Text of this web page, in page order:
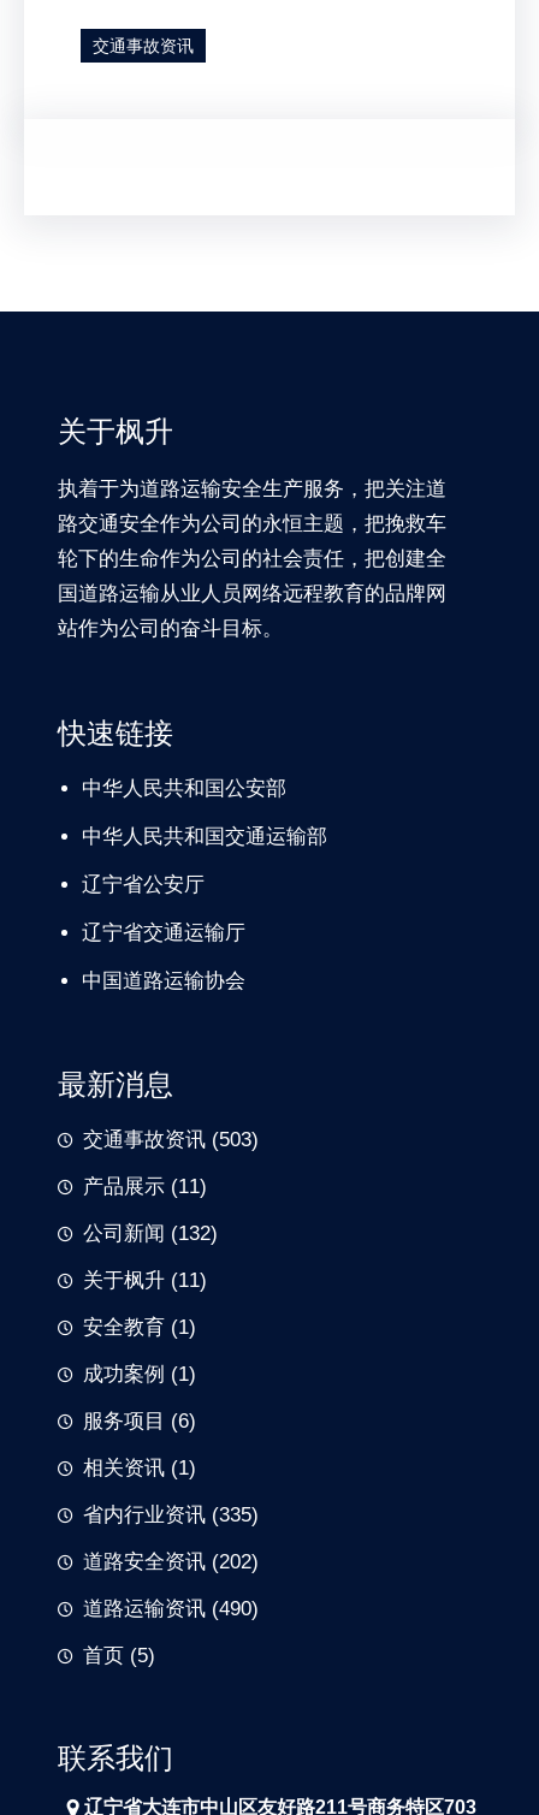
交通事故资讯
关于枫升
执着于为道路运输安全生产服务，把关注道
路交通安全作为公司的永恒主题，把挽救车
轮下的生命作为公司的社会责任，把创建全
国道路运输从业人员网络远程教育的品牌网
站作为公司的奋斗目标。
快速链接
中华人民共和国公安部
中华人民共和国交通运输部
辽宁省公安厅
辽宁省交通运输厅
中国道路运输协会
最新消息
交通事故资讯 (503)
产品展示 (11)
公司新闻 (132)
关于枫升 (11)
安全教育 (1)
成功案例 (1)
服务项目 (6)
相关资讯 (1)
省内行业资讯 (335)
道路安全资讯 (202)
道路运输资讯 (490)
首页 (5)
联系我们
辽宁省大连市中山区友好路211号商务特区703